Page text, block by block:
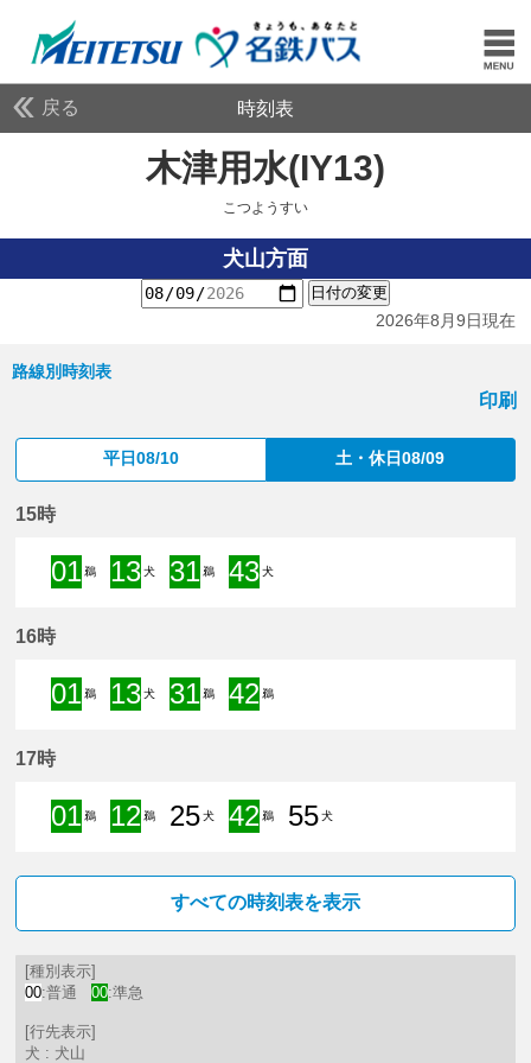
戻る 時刻表
木津用水(IY13)
こつようすい
犬山方面
日付の変更
2026年8月9日現在
路線別時刻表
印刷
平日08/10 土・休日08/09
15時
01 鵜
13犬
31 鵜
43犬
16時
01 鵜
13犬
31 鵜
42 鵜
17時
01 鵜
12 鵜
25犬
42 鵜
55犬
すべての時刻表を表示
[種別表示]
00:普通 00:準急
[行先表示]
犬 : 犬山